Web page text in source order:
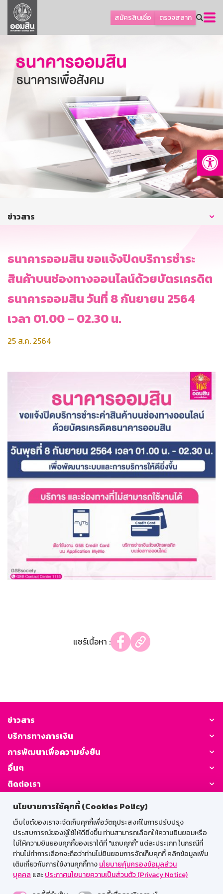
นโยบายการใช้คุกกี้ (Cookies Policy)
เว็บไซต์ของเราจะจัดเก็บคุกกี้เพื่อวัตถุประสงค์ในการปรับปรุง
ประสบการณ์ของผู้ใช้ให้ดียิ่งขึ้น ท่านสามารถเลือกให้ความยินยอมหรือ
ไม่ให้ความยินยอมคุกกี้ของเราได้ที่ "แถบคุกกี้” แต่ละประเภท ในกรณีที่
ท่านไม่ทำการเลือกจะถือว่าท่านไม่ยินยอมการจัดเก็บคุกกี้ คลิกข้อมูลเพิ่ม
เติมเกี่ยวกับการใช้งานคุกกี้ทางนโยบายคุ้มครองข้อมูลส่วน
บุคคล และประกาศนโยบายความเป็นส่วนตัว (Privacy Notice)
สมัครสินเชื่อ ตรวจสลาก
ลูกค้าธุรกิจ
ลูกค้าผู้ประกอบรายย่อย
ออมเพื่อสุข
เกี่ยวกับธนาคาร
การพัฒนาที่ยั่งยืน
บริการทางการเงิน
ติดต่อเรา
บริการออนไลน์
ข่าวสาร
ธนาคารออมสิน ขอแจ้งปิดบริการชำระ
สินค้าบนช่องทางออนไลน์ด้วยบัตรเครดิต
ธนาคารออมสิน วันที่ 8 กันยายน 2564
เวลา 01.00 – 02.30 น.
25 ส.ค. 2564
แชร์เนื้อหา :
ข่าวสาร
บริการทางการเงิน
การพัฒนาเพื่อความยั่งยืน
อื่นๆ
ติดต่อเรา
GSB Society:
สำหรับพนักงาน
Web HR
GSB Wisdom
M-Search
เข้าสู่ระบบเน็ตเมล